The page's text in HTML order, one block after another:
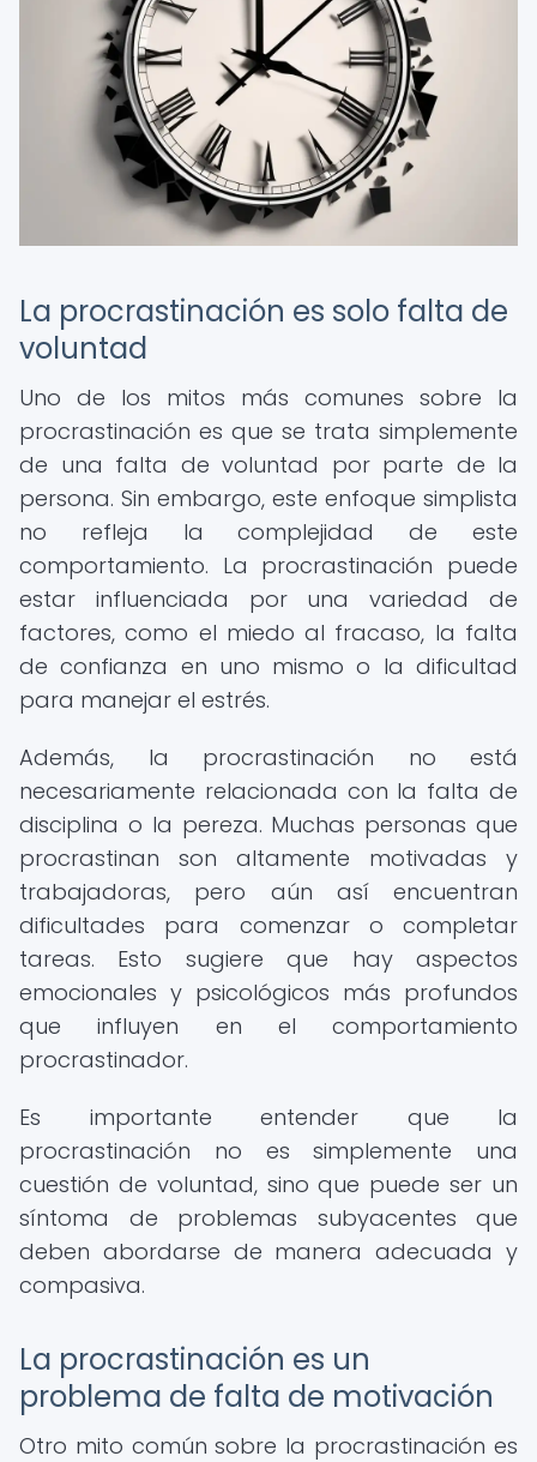
La procrastinación es solo falta de
voluntad
Uno de los mitos más comunes sobre la
procrastinación es que se trata simplemente
de una falta de voluntad por parte de la
persona. Sin embargo, este enfoque simplista
no refleja la complejidad de este
comportamiento. La procrastinación puede
estar influenciada por una variedad de
factores, como el miedo al fracaso, la falta
de confianza en uno mismo o la dificultad
para manejar el estrés.
Además, la procrastinación no está
necesariamente relacionada con la falta de
disciplina o la pereza. Muchas personas que
procrastinan son altamente motivadas y
trabajadoras, pero aún así encuentran
dificultades para comenzar o completar
tareas. Esto sugiere que hay aspectos
emocionales y psicológicos más profundos
que influyen en el comportamiento
procrastinador.
Es importante entender que la
procrastinación no es simplemente una
cuestión de voluntad, sino que puede ser un
síntoma de problemas subyacentes que
deben abordarse de manera adecuada y
compasiva.
La procrastinación es un
problema de falta de motivación
Otro mito común sobre la procrastinación es